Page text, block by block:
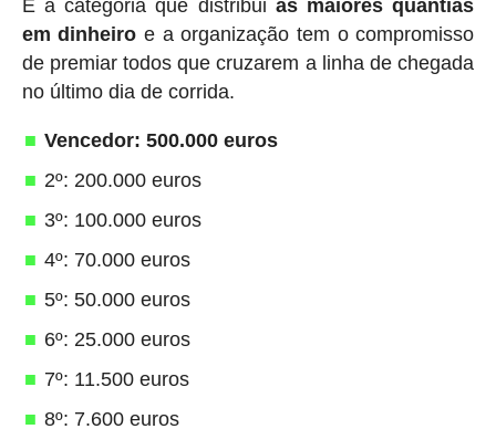
É a categoria que distribui as maiores quantias
em dinheiro e a organização tem o compromisso
de premiar todos que cruzarem a linha de chegada
no último dia de corrida.
Vencedor: 500.000 euros
2º: 200.000 euros
3º: 100.000 euros
4º: 70.000 euros
5º: 50.000 euros
6º: 25.000 euros
7º: 11.500 euros
8º: 7.600 euros